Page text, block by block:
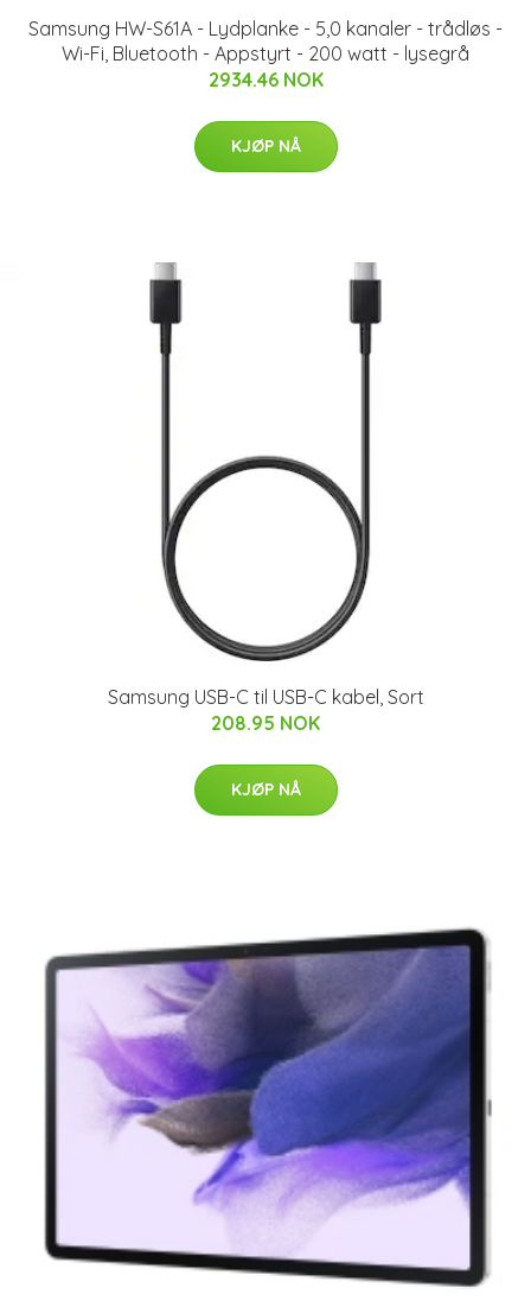
Samsung HW-S61A - Lydplanke - 5,0 kanaler - trådløs -
Wi-Fi, Bluetooth - Appstyrt - 200 watt - lysegrå
2934.46 NOK
KJØP NÅ
Samsung USB-C til USB-C kabel, Sort
208.95 NOK
KJØP NÅ